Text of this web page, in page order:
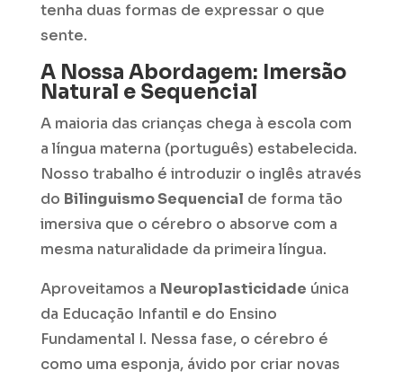
tenha duas formas de expressar o que
sente.
A Nossa Abordagem: Imersão
Natural e Sequencial
A maioria das crianças chega à escola com
a língua materna (português) estabelecida.
Nosso trabalho é introduzir o inglês através
do Bilinguismo Sequencial de forma tão
imersiva que o cérebro o absorve com a
mesma naturalidade da primeira língua.
Aproveitamos a Neuroplasticidade única
da Educação Infantil e do Ensino
Fundamental I. Nessa fase, o cérebro é
como uma esponja, ávido por criar novas